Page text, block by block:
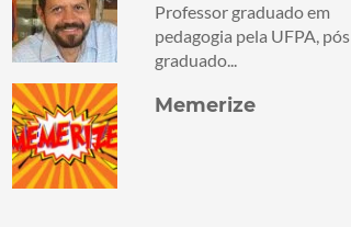
Professor graduado em
pedagogia pela UFPA, pós
graduado...
Memerize